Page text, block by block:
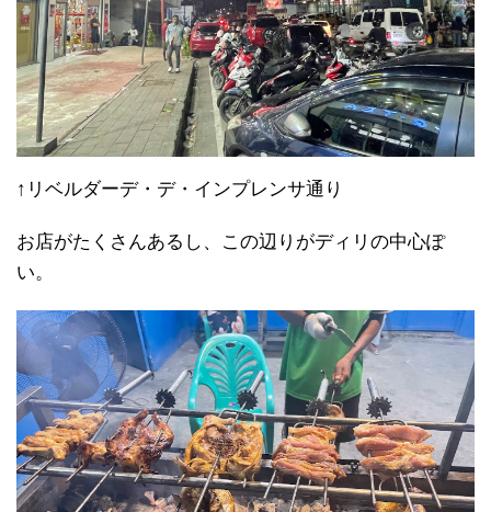
↑リベルダーデ・デ・インプレンサ通り
お店がたくさんあるし、この辺りがディリの中心ぽ
い。